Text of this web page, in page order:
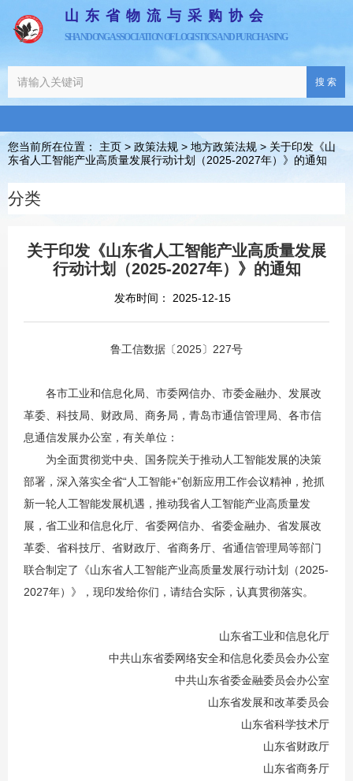
山东省物流与采购协会
SHANDONG ASSOCIATION OF LOGISTICS AND PURCHASING
搜 索
您当前所在位置： 主页 > 政策法规 > 地方政策法规 >关于印发《山
东省人工智能产业高质量发展行动计划（2025-2027年）》的通知
分类
关于印发《山东省人工智能产业高质量发展
行动计划（2025-2027年）》的通知
发布时间： 2025-12-15
鲁工信数据〔2025〕227号
各市工业和信息化局、市委网信办、市委金融办、发展改
革委、科技局、财政局、商务局，青岛市通信管理局、各市信
息通信发展办公室，有关单位：
为全面贯彻党中央、国务院关于推动人工智能发展的决策
部署，深入落实全省“人工智能+”创新应用工作会议精神，抢抓
新一轮人工智能发展机遇，推动我省人工智能产业高质量发
展，省工业和信息化厅、省委网信办、省委金融办、省发展改
革委、省科技厅、省财政厅、省商务厅、省通信管理局等部门
联合制定了《山东省人工智能产业高质量发展行动计划（2025-
2027年）》，现印发给你们，请结合实际，认真贯彻落实。
山东省工业和信息化厅
中共山东省委网络安全和信息化委员会办公室
中共山东省委金融委员会办公室
山东省发展和改革委员会
山东省科学技术厅
山东省财政厅
山东省商务厅